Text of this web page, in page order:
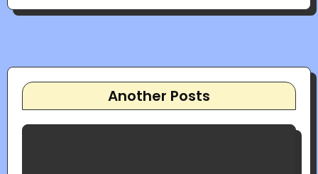
Another Posts